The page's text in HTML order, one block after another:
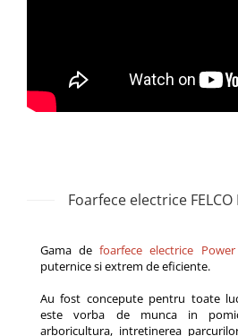
Foarfece electrice FELCO
Gama de foarfece electrice
puternice si extrem de eficiente.
Au fost concepute pentru toate
este vorba de munca in
arboricultura, intretinerea